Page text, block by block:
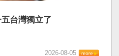
台灣獨立了
2026-08-05